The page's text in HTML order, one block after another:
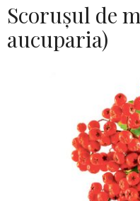
Scorușul de
aucuparia)